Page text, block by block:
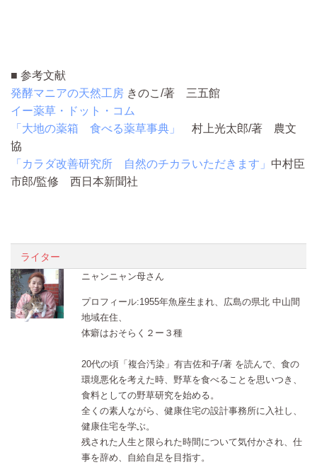
■ 参考文献
発酵マニアの天然工房 きのこ/著 三五館
イー薬草・ドット・コム
「大地の薬箱 食べる薬草事典」
村上光太郎/著 農文
協
「カラダ改善研究所 自然のチカラいただきます」 中村臣
市郎/監修 西日本新聞社
ライター
ニャンニャン母さん
プロフィール:1955年魚座生まれ、広島の県北 中山間
地域在住、
体癖はおそらく２ー３種
20代の頃「複合汚染」有吉佐和子/著 を読んで、食の
環境悪化を考えた時、野草を食べることを思いつき、
食料としての野草研究を始める。
全くの素人ながら、健康住宅の設計事務所に入社し、
健康住宅を学ぶ。
残された人生と限られた時間について気付かされ、仕
事を辞め、自給自足を目指す。